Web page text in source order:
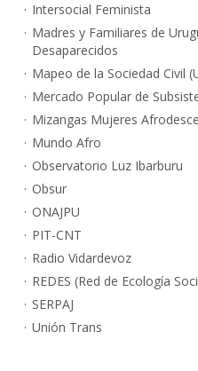
Intersocial Feminista
Madres y Familiares de
Desaparecidos
Mapeo de la Sociedad Civil
Mercado Popular de
Mizangas Mujeres
Mundo Afro
Observatorio Luz Ibarburu
Obsur
ONAJPU
PIT-CNT
Radio Vidardevoz
REDES (Red de Ecología
SERPAJ
Unión Trans